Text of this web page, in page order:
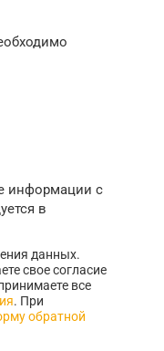
информации с
в
данных.
свое согласие
все
. При
обратной